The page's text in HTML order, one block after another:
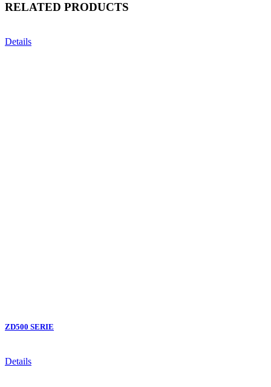
RELATED PRODUCTS
Details
ZD500 SERIE
Details